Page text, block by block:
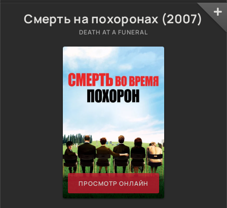
Смерть на похоронах (2007)
DEATH AT A FUNERAL
ПРОСМОТР ОНЛАЙН